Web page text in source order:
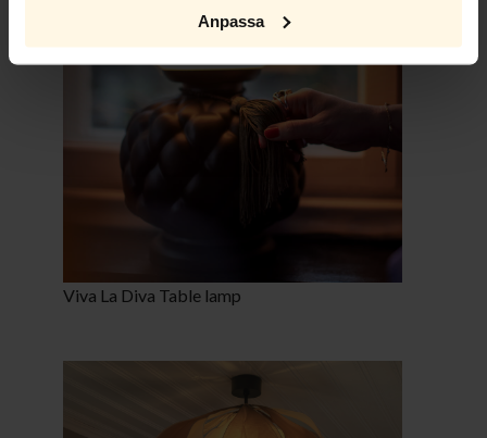
Anpassa
Viva La Diva Table lamp